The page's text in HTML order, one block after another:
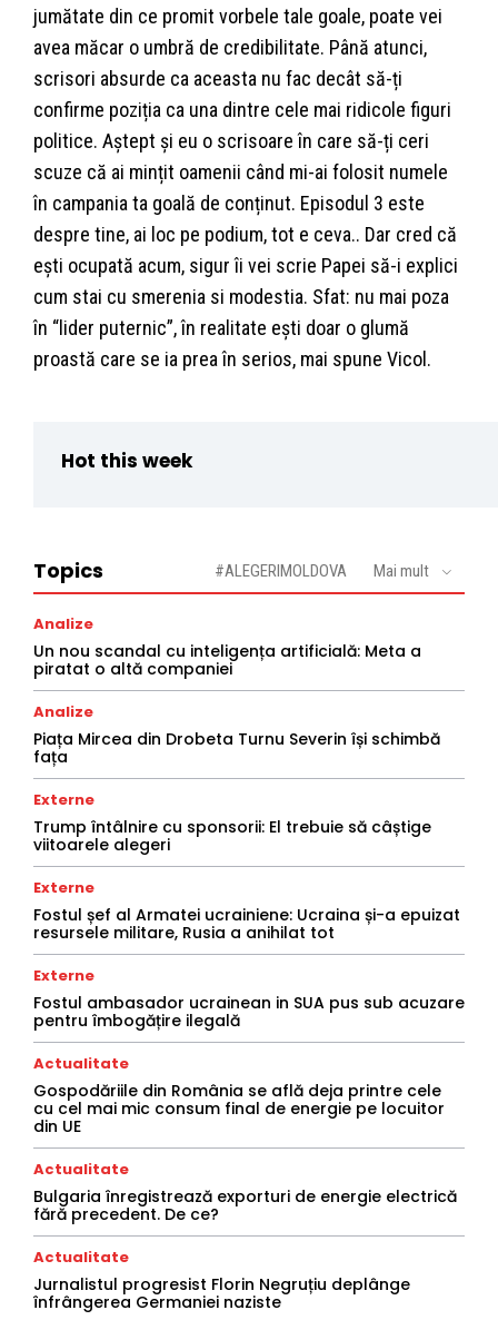
jumătate din ce promit vorbele tale goale, poate vei
avea măcar o umbră de credibilitate. Până atunci,
scrisori absurde ca aceasta nu fac decât să-ți
confirme poziția ca una dintre cele mai ridicole figuri
politice. Aștept și eu o scrisoare în care să-ți ceri
scuze că ai mințit oamenii când mi-ai folosit numele
în campania ta goală de conținut. Episodul 3 este
despre tine, ai loc pe podium, tot e ceva.. Dar cred că
ești ocupată acum, sigur îi vei scrie Papei să-i explici
cum stai cu smerenia si modestia. Sfat: nu mai poza
în “lider puternic”, în realitate ești doar o glumă
proastă care se ia prea în serios, mai spune Vicol.
Hot this week
Topics #ALEGERIMOLDOVA Mai mult
Analize
Un nou scandal cu inteligența artificială: Meta a
piratat o altă companiei
Analize
Piața Mircea din Drobeta Turnu Severin își schimbă
fața
Externe
Trump întâlnire cu sponsorii: El trebuie să câștige
viitoarele alegeri
Externe
Fostul șef al Armatei ucrainiene: Ucraina și-a epuizat
resursele militare, Rusia a anihilat tot
Externe
Fostul ambasador ucrainean in SUA pus sub acuzare
pentru îmbogățire ilegală
Actualitate
Gospodăriile din România se află deja printre cele
cu cel mai mic consum final de energie pe locuitor
din UE
Actualitate
Bulgaria înregistrează exporturi de energie electrică
fără precedent. De ce?
Actualitate
Jurnalistul progresist Florin Negruțiu deplânge
înfrângerea Germaniei naziste